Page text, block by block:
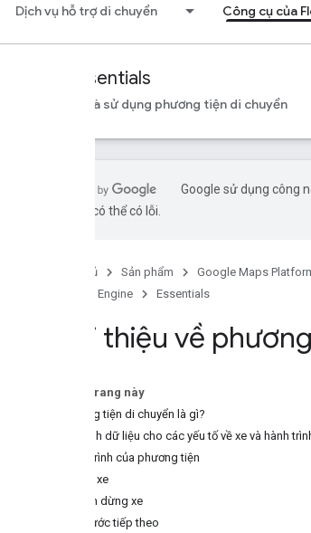
Dịch vụ hỗ trợ di chuyển Công cụ của
Essentials
Tạo và sử dụng phương tiện di chuyển
Google sử dụng công
bằng AI có thể có lỗi.
Trang chủ Sản phẩm Google Maps
Fleet Engine
Essentials
Giới thiệu về
Trên trang này
Phương tiện di chuyển là gì?
Mô hình dữ liệu cho các yếu tố về xe và hành
Hành trình của phương tiện
Vị trí xe
Trạm dừng xe
Các bước tiếp theo